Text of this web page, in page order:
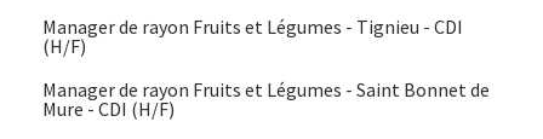
Manager de rayon Fruits et Légumes - Tignieu - CDI
(H/F)
Manager de rayon Fruits et Légumes - Saint Bonnet de
Mure - CDI (H/F)